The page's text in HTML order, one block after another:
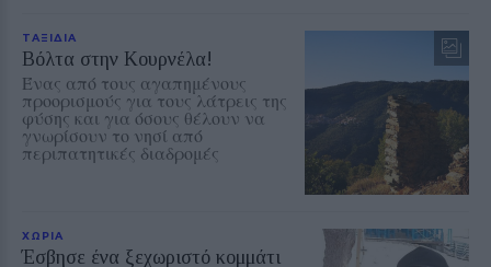
ΤΑΞΙΔΙΑ
Βόλτα στην Κουρνέλα!
Ένας από τους αγαπημένους
προορισμούς για τους λάτρεις της
φύσης και για όσους θέλουν να
γνωρίσουν το νησί από
περιπατητικές διαδρομές
ΧΩΡΙΑ
Έσβησε ένα ξεχωριστό κομμάτι